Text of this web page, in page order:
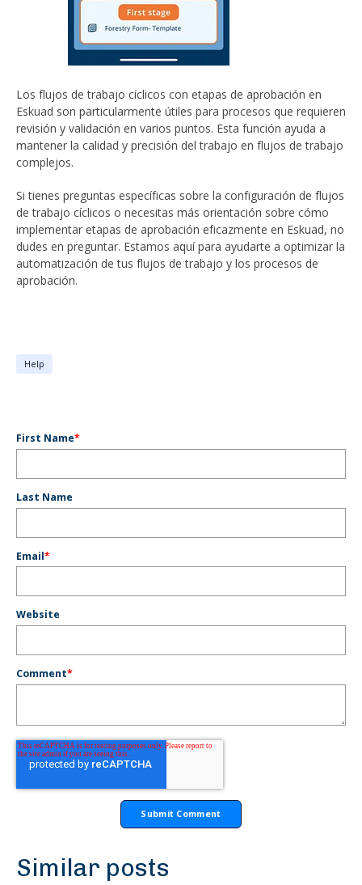
Los flujos de trabajo cíclicos con etapas de aprobación en
Eskuad son particularmente útiles para procesos que requieren
revisión y validación en varios puntos. Esta función ayuda a
mantener la calidad y precisión del trabajo en flujos de trabajo
complejos.
Si tienes preguntas específicas sobre la configuración de flujos
de trabajo cíclicos o necesitas más orientación sobre cómo
implementar etapas de aprobación eficazmente en Eskuad, no
dudes en preguntar. Estamos aquí para ayudarte a optimizar la
automatización de tus flujos de trabajo y los procesos de
aprobación.
Help
First Name*
Last Name
Email*
Website
Comment*
Similar posts